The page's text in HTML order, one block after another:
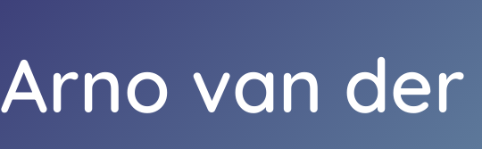
Arno van der